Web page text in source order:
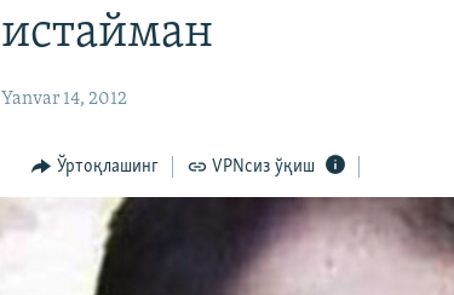
истайман
Yanvar 14, 2012
Ўртоқлашинг VPNсиз ўқиш